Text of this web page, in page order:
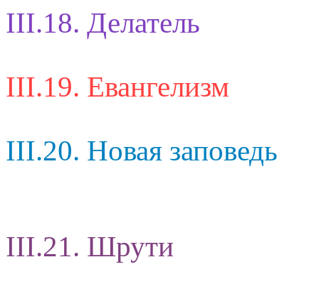
III.18. Делатель
III.19. Евангелизм
III.20. Новая заповедь
III.21. Шрути